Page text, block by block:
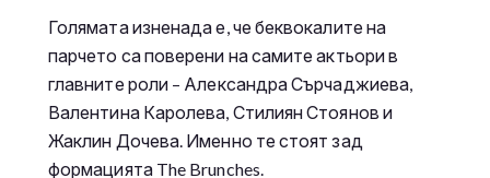
Голямата изненада е, че беквокалите на
парчето са поверени на самите актьори в
главните роли – Александра Сърчаджиева,
Валентина Каролева, Стилиян Стоянов и
Жаклин Дочева. Именно те стоят зад
формацията The Brunches.